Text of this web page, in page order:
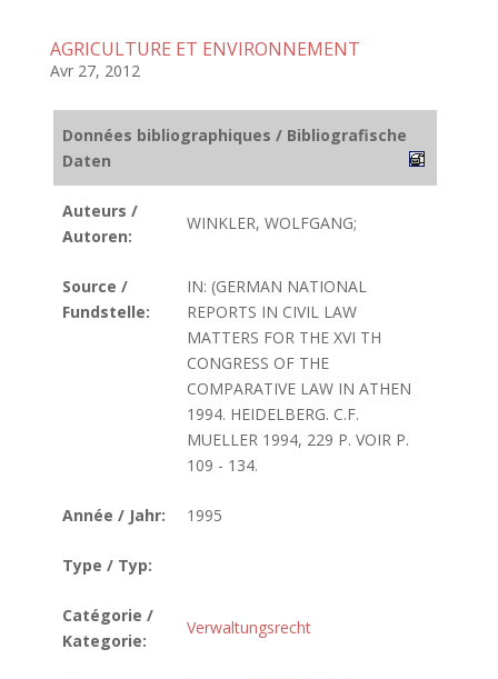
AGRICULTURE ET ENVIRONNEMENT
Avr 27, 2012
Données bibliographiques / Bibliografische
Daten
Auteurs /
Autoren:
WINKLER, WOLFGANG;
Source /
Fundstelle:
IN: (GERMAN NATIONAL
REPORTS IN CIVIL LAW
MATTERS FOR THE XVI TH
CONGRESS OF THE
COMPARATIVE LAW IN ATHEN
1994. HEIDELBERG. C.F.
MUELLER 1994, 229 P. VOIR P.
109 - 134.
Année / Jahr: 1995
Type / Typ:
Catégorie /
Kategorie:
Verwaltungsrecht